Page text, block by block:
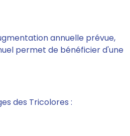
annuelle prévue,
permet de bénéficier d'une
des Tricolores :